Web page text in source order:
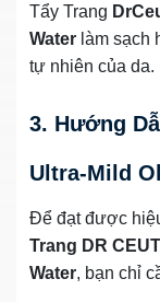
Tẩy Trang
Water làm sạch
tự nhiên của da.
3. Hướng
Ultra-Mild
Để đạt được
Trang DR
Water, bạn chỉ